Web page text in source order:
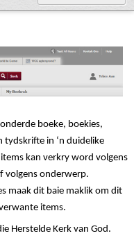
boeke, boekies,
tydskrifte in ‘n duidelike
kan verkry word volgens
volgens onderwerp.
maak dit baie maklik om dit
items.
Herstelde Kerk van God.